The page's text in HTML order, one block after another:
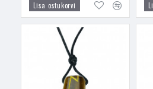
Tiigrisilm omab väge, mis suudab
Tiigrisilm süstib motivatsiooni ja
Tiigrisilm suurendab julgust,
hakkama saada. Kui sa otsid oma
alati olla motiveeritud, hakkaja ja
sul selliseks muutuda. Tiigrisilma
Lisa ostukorvi